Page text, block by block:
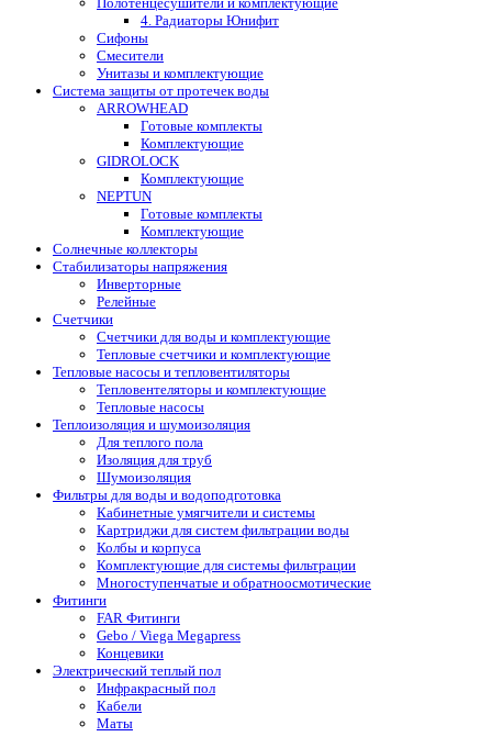
4. Радиаторы Юнифит
Сифоны
Смесители
Унитазы и комплектующие
Система защиты от протечек воды
ARROWHEAD
Готовые комплекты
Комплектующие
GIDROLOCK
Комплектующие
NEPTUN
Готовые комплекты
Комплектующие
Солнечные коллекторы
Стабилизаторы напряжения
Инверторные
Релейные
Счетчики
Счетчики для воды и комплектующие
Тепловые счетчики и комплектующие
Тепловые насосы и тепловентиляторы
Тепловентеляторы и комплектующие
Тепловые насосы
Теплоизоляция и шумоизоляция
Для теплого пола
Изоляция для труб
Шумоизоляция
Фильтры для воды и водоподготовка
Кабинетные умягчители и системы
Картриджи для систем фильтрации воды
Колбы и корпуса
Комплектующие для системы фильтрации
Многоступенчатые и обратноосмотические
Фитинги
FAR Фитинги
Gebo / Viega Megapress
Концевики
Электрический теплый пол
Инфракрасный пол
Кабели
Маты